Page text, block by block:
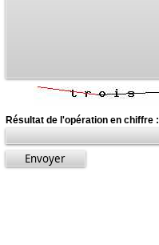
Résultat de l'opération en chiffre :